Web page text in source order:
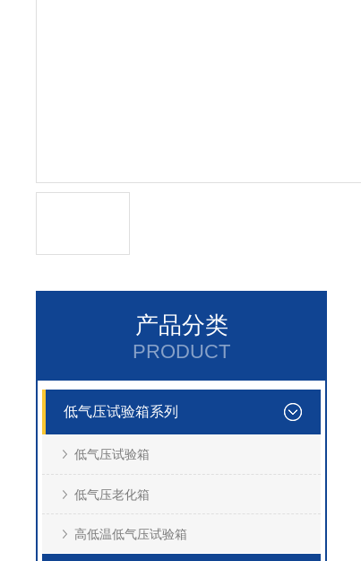
产品分类
PRODUCT
低气压试验箱系列
低气压试验箱
低气压老化箱
高低温低气压试验箱